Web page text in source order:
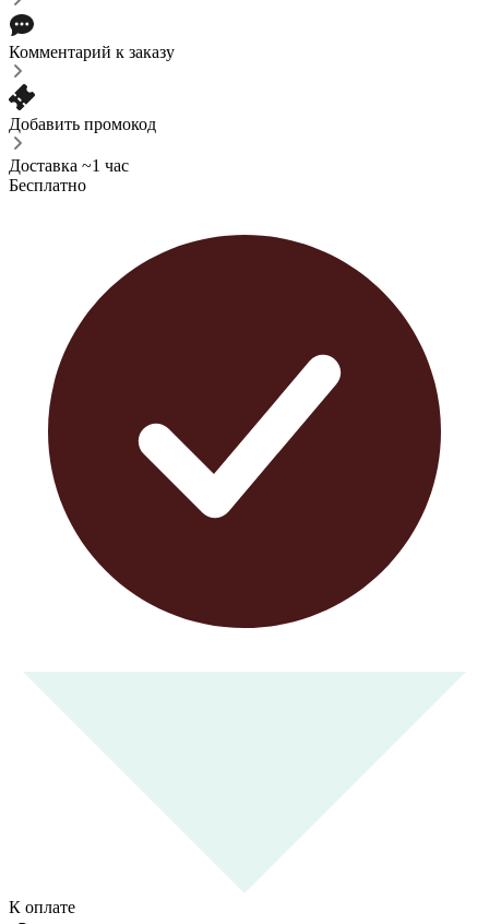
Комментарий к заказу
Добавить промокод
Доставка ~1 час
Бесплатно
К оплате